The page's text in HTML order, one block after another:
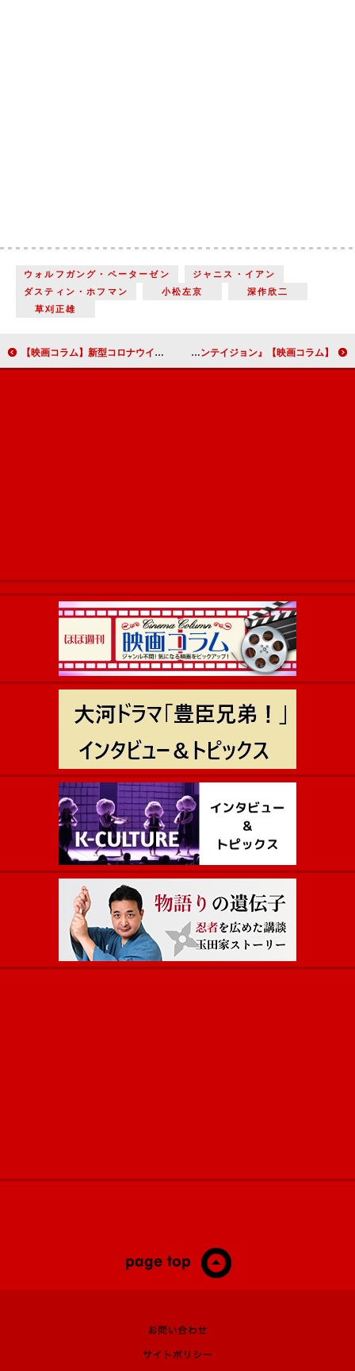
ウォルフガング・ペーターゼン
ジャニス・イアン
ダスティン・ホフマン
小松左京
深作欣二
草刈正雄
【映画コラム】新型コロナウイルスで臨時休校 こんな時こそ、家で映画を見よう！ 【映画コラム】新型コロナウイルスの感染拡大の今こそ見たい映画２ 「恐怖は、ウイルスより早く感染する」『コンテイジョン』